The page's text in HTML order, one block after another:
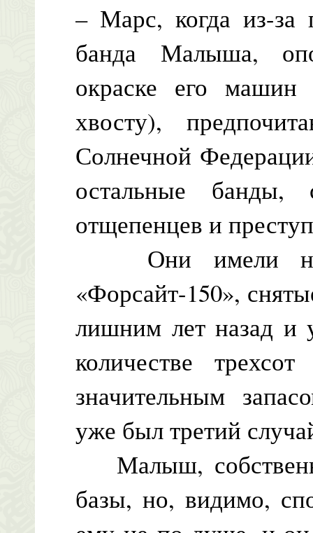
– Марс, когда из-за
банда Малыша,
окраске его
хвосту),
Солнечной
остальные банды,
отщепенцев и
Они имели на
«Форсайт-150»,
лишним лет назад и
количестве
значительным
уже был третий
Малыш,
базы, но, видимо,